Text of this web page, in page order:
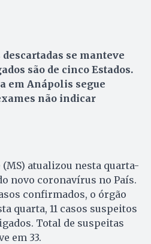
se manteve
são de cinco Estados.
em Anápolis segue
não indicar
atualizou nesta quarta-
novo coronavírus no País.
confirmados, o órgão
quarta, 11 casos suspeitos
Total de suspeitas
em 33.